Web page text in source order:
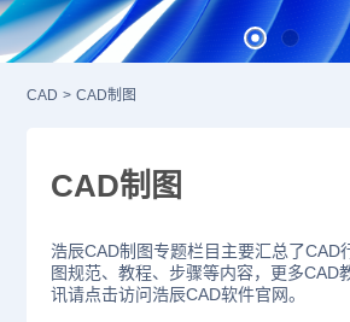
CAD > CAD制图
CAD制图
浩辰CAD制图专题栏目主要汇总了CAD
图规范、教程、步骤等内容，更多CAD
讯请点击访问浩辰CAD软件官网。